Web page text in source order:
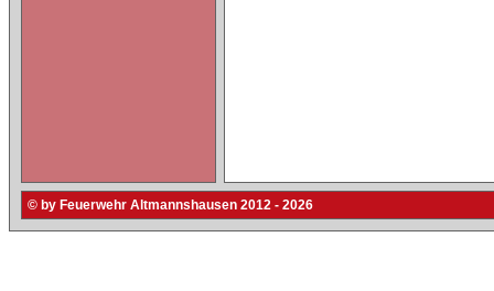
© by Feuerwehr Altmannshausen 2012 - 2026